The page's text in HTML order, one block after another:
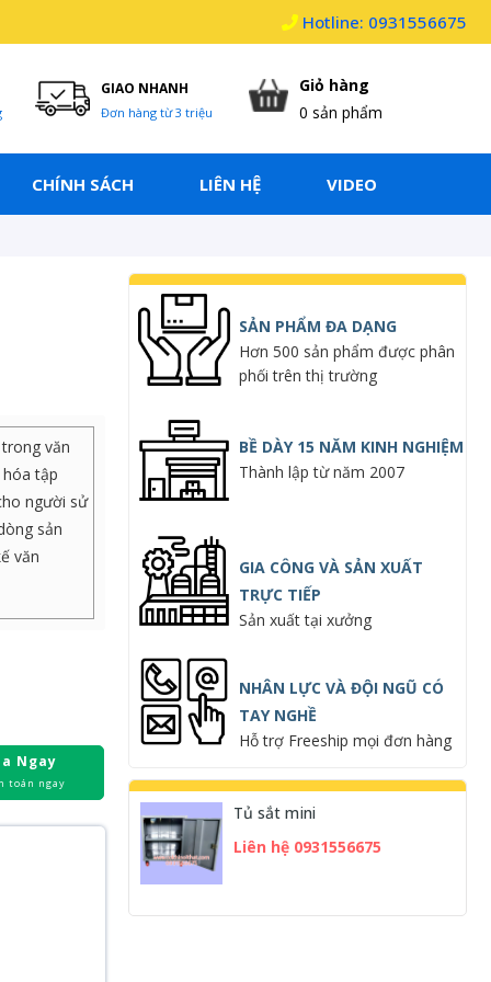
Hotline: 0931556675
GIAO NHANH
Đơn hàng từ 3 triệu
Giỏ hàng
0 sản phẩm
CHÍNH SÁCH LIÊN HỆ VIDEO
văn
tập
người sử
sản
văn
Ngay
toán ngay
SẢN PHẨM ĐA DẠNG
Hơn 500 sản phẩm được phân
phối trên thị trường
BỀ DÀY 15 NĂM KINH NGHIỆM
Thành lập từ năm 2007
GIA CÔNG VÀ SẢN XUẤT
TRỰC TIẾP
Sản xuất tại xưởng
NHÂN LỰC VÀ ĐỘI NGŨ CÓ
TAY NGHỀ
Hỗ trợ Freeship mọi đơn hàng
Tủ sắt mini
Liên hệ 0931556675